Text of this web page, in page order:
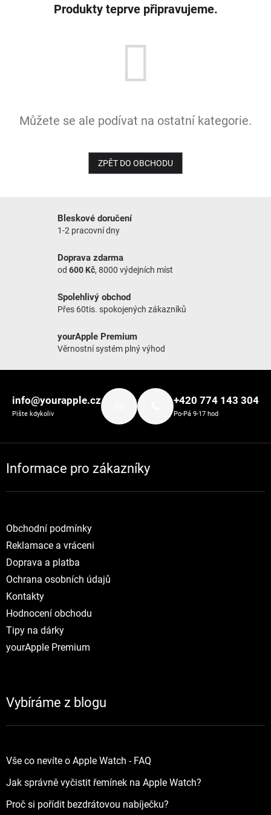
Produkty teprve připravujeme.
Můžete se ale podívat na ostatní kategorie.
ZPĚT DO OBCHODU
Bleskové doručení
1-2 pracovní dny
Doprava zdarma
od 600 Kč, 8000 výdejních míst
Spolehlivý obchod
Přes 60tis. spokojených zákazníků
yourApple Premium
Věrnostní systém plný výhod
info@yourapple.cz
Pište kdykoliv
+420 774 143 304
Po-Pá 9-17 hod
Informace pro zákazníky
Obchodní podmínky
Reklamace a vráceni
Doprava a platba
Ochrana osobních údajů
Kontakty
Hodnocení obchodu
Tipy na dárky
yourApple Premium
Vybíráme z blogu
Vše co nevíte o Apple Watch - FAQ
Jak správně vyčistit řemínek na Apple Watch?
Proč si pořídit bezdrátovou nabíječku?